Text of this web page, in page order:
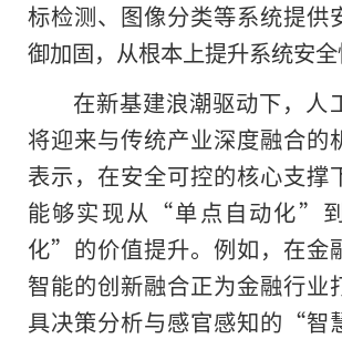
标检测、图像分类等系统提供
御加固，从根本上提升系统安全
在新基建浪潮驱动下，人
将迎来与传统产业深度融合的
表示，在安全可控的核心支撑
能够实现从“单点自动化”
化”的价值提升。例如，在金
智能的创新融合正为金融行业
具决策分析与感官感知的“